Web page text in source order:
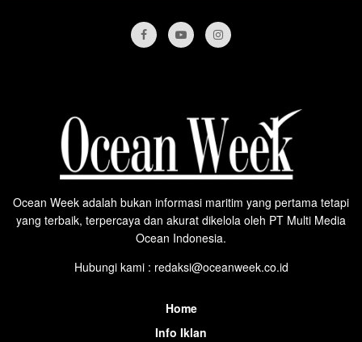
Ocean Week adalah bukan informasi maritim yang pertama tetapi
yang terbaik, terpercaya dan akurat dikelola oleh PT Multi Media
Ocean Indonesia.
Hubungi kami : redaksi@oceanweek.co.id
Home
Info Iklan